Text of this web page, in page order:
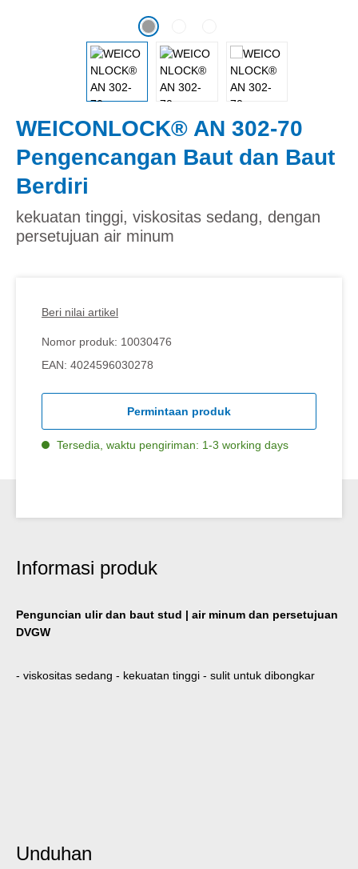
WEICONLOCK® AN 302-70
Pengencangan Baut dan Baut
Berdiri
kekuatan tinggi, viskositas sedang, dengan
persetujuan air minum
Beri nilai artikel
Nomor produk: 10030476
EAN: 4024596030278
Permintaan produk
Tersedia, waktu pengiriman: 1-3 working days
Informasi produk
Penguncian ulir dan baut stud | air minum dan persetujuan
DVGW
- viskositas sedang - kekuatan tinggi - sulit untuk dibongkar
Unduhan